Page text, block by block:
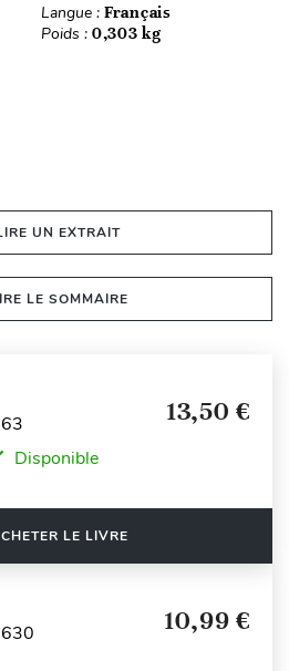
Langue : Français
Poids : 0,303 kg
UN EXTRAIT
LE SOMMAIRE
13,50 €
Disponible
LE LIVRE
10,99 €